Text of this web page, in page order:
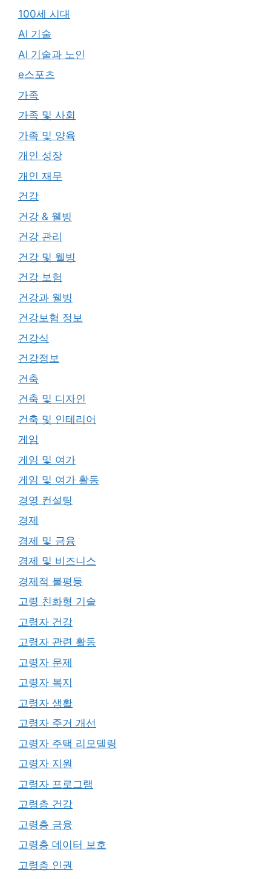
100세 시대
AI 기술
AI 기술과 노인
e스포츠
가족
가족 및 사회
가족 및 양육
개인 성장
개인 재무
건강
건강 & 웰빙
건강 관리
건강 및 웰빙
건강 보험
건강과 웰빙
건강보험 정보
건강식
건강정보
건축
건축 및 디자인
건축 및 인테리어
게임
게임 및 여가
게임 및 여가 활동
경영 컨설팅
경제
경제 및 금융
경제 및 비즈니스
경제적 불평등
고령 친화형 기술
고령자 건강
고령자 관련 활동
고령자 문제
고령자 복지
고령자 생활
고령자 주거 개선
고령자 주택 리모델링
고령자 지원
고령자 프로그램
고령층 건강
고령층 금융
고령층 데이터 보호
고령층 인권